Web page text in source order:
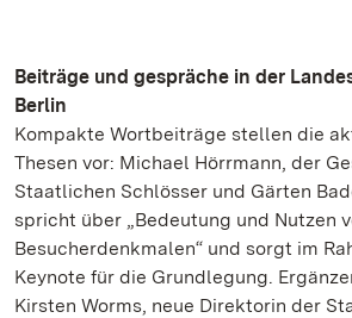
Beiträge und gespräche in der
Berlin
Kompakte Wortbeiträge stellen die
Thesen vor: Michael Hörrmann, der
Staatlichen Schlösser und Gärten
spricht über „Bedeutung und Nutzen
Besucherdenkmalen“ und sorgt im
Keynote für die Grundlegung.
Kirsten Worms, neue Direktorin der